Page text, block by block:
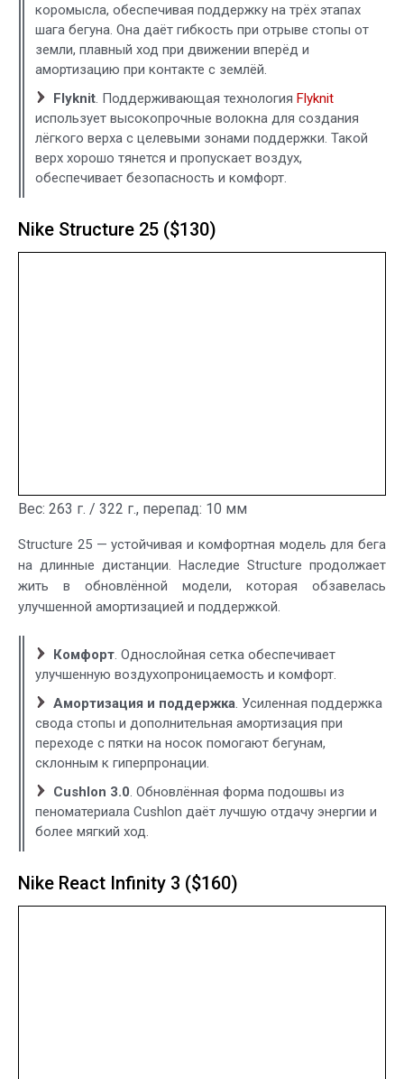
коромысла, обеспечивая поддержку на трёх этапах
шага бегуна. Она даёт гибкость при отрыве стопы от
земли, плавный ход при движении вперёд и
амортизацию при контакте с землёй.
Flyknit. Поддерживающая технология Flyknit
использует высокопрочные волокна для создания
лёгкого верха с целевыми зонами поддержки. Такой
верх хорошо тянется и пропускает воздух,
обеспечивает безопасность и комфорт.
Nike Structure 25 ($130)
Вес: 263 г. / 322 г., перепад: 10 мм
Structure 25 — устойчивая и комфортная модель для бега
на длинные дистанции. Наследие Structure продолжает
жить в обновлённой модели, которая обзавелась
улучшенной амортизацией и поддержкой.
Комфорт. Однослойная сетка обеспечивает
улучшенную воздухопроницаемость и комфорт.
Амортизация и поддержка. Усиленная поддержка
свода стопы и дополнительная амортизация при
переходе с пятки на носок помогают бегунам,
склонным к гиперпронации.
Cushlon 3.0. Обновлённая форма подошвы из
пеноматериала Cushlon даёт лучшую отдачу энергии и
более мягкий ход.
Nike React Infinity 3 ($160)